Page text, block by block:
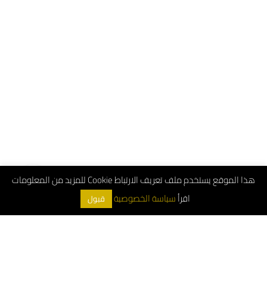
هذا الموقع يستخدم ملف تعريف الارتباط Cookie للمزيد من المعلومات
اقرأسياسة الخصوصية قبول